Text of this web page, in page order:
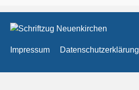
Impressum Datenschutzerklärung